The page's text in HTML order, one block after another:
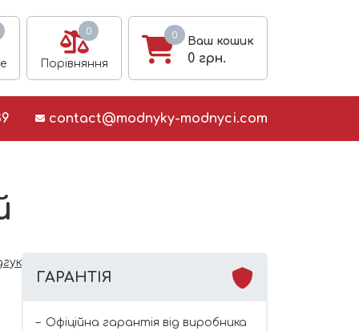
0
Порівняння
0
Ваш кошик
0 грн.
contact@modnyky-modnyci.com
ГАРАНТІЯ
Офіційна гарантія від виробника